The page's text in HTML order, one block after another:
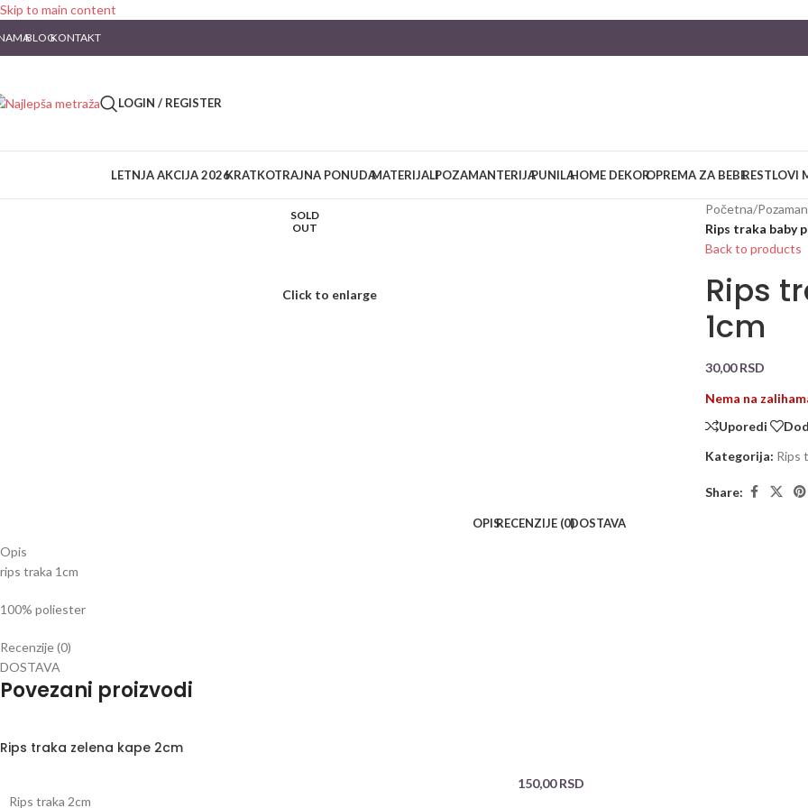
Skip to main content
BLOGKONTAKT
LOGIN / REGISTER
LETNJA AKCIJA 2026KRATKOTRAJNA PONUDAMATERIJALIPOZAMANTERIJAPUNILAHOME DEKOROPREMA ZA BEBERESTLOVI
SOLD
OUT
Click to enlarge
Početna/
Rips traka baby
Back to products
Rips
1cm
30,00RSD
Nema na
Uporedi
Kategorija: Rips
Share:
OPISRECENZIJE (0)DOSTAVA
Opis
rips traka 1cm
100% poliester
Recenzije (0)
DOSTAVA
Povezani proizvodi
Rips traka zelena kape 2cm
150,00RSD
Rips traka 2cm